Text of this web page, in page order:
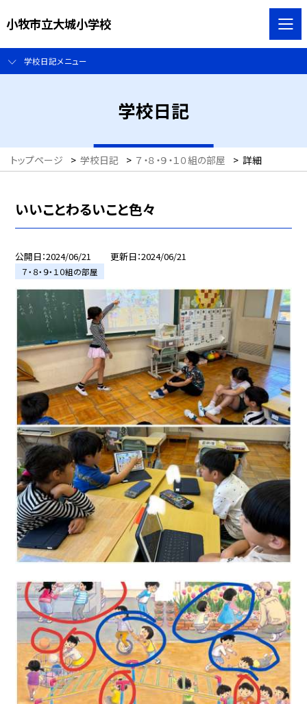
小牧市立大城小学校
学校日記メニュー
学校日記
トップページ > 学校日記 > ７・８・９・１０組の部屋 > 詳細
いいことわるいこと色々
公開日 2024/06/21 更新日 2024/06/21
７・８・９・１０組の部屋